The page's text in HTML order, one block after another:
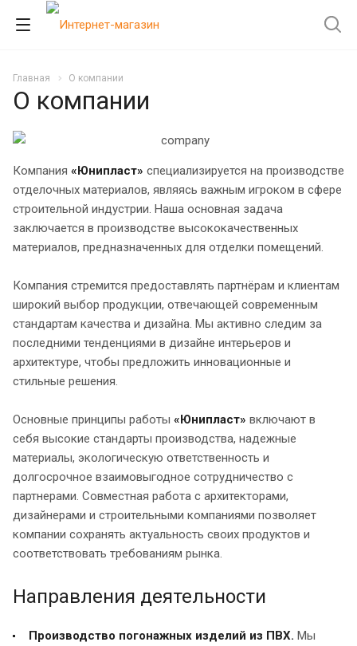
Главная О компании
О компании
Компания «Юнипласт» специализируется на производстве
отделочных материалов, являясь важным игроком в сфере
строительной индустрии. Наша основная задача
заключается в производстве высококачественных
материалов, предназначенных для отделки помещений.
Компания стремится предоставлять партнёрам и клиентам
широкий выбор продукции, отвечающей современным
стандартам качества и дизайна. Мы активно следим за
последними тенденциями в дизайне интерьеров и
архитектуре, чтобы предложить инновационные и
стильные решения.
Основные принципы работы «Юнипласт» включают в
себя высокие стандарты производства, надежные
материалы, экологическую ответственность и
долгосрочное взаимовыгодное сотрудничество с
партнерами. Совместная работа с архитекторами,
дизайнерами и строительными компаниями позволяет
компании сохранять актуальность своих продуктов и
соответствовать требованиям рынка.
Направления деятельности
Производство погонажных изделий из ПВХ. Мы